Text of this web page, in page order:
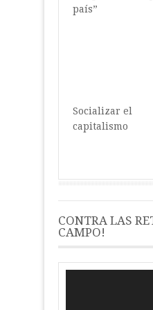
país”
Socializar el
capitalismo
CONTRA LAS
CAMPO!